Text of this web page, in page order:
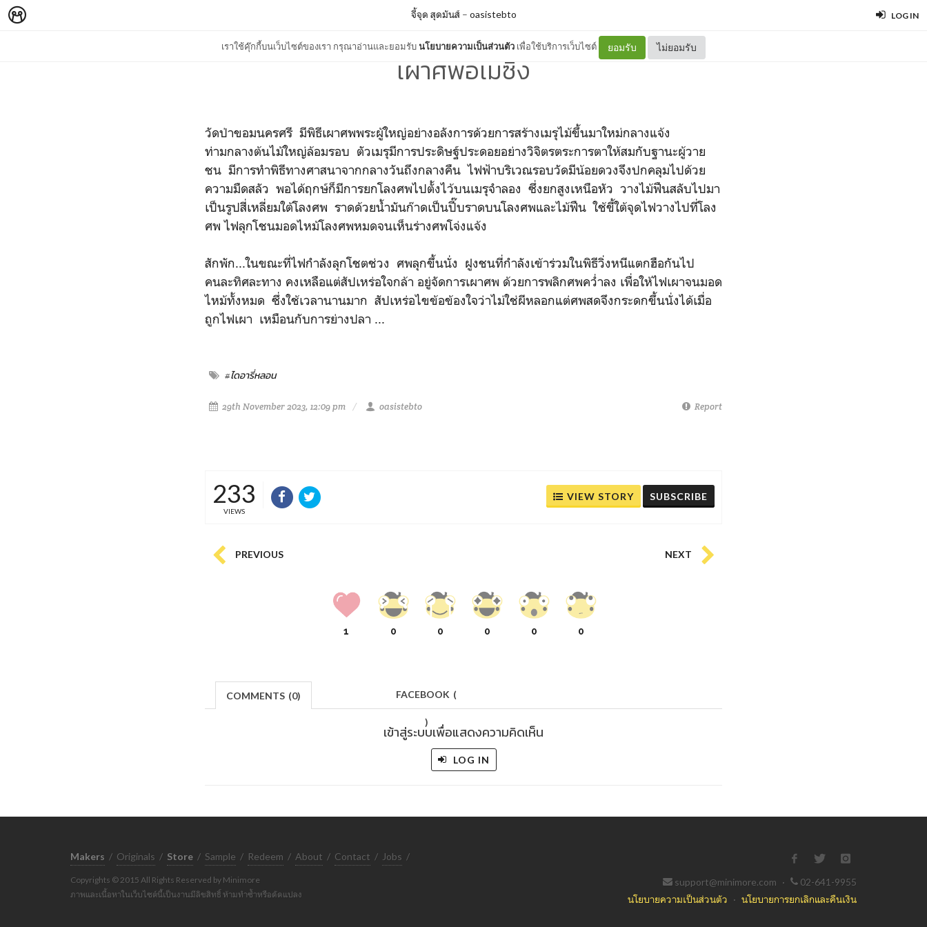
LOG IN
เราใช้คุ๊กกี้บนเว็บไซต์ของเรา กรุณาอ่านและยอมรับนโยบายความเป็นส่วนตัว เพื่อใช้บริการเว็บไซต์ ยอมรับ ไม่ยอมรับ
จี้จุด สุดมันส์– oasistebto
เผาศพอเมซิ่ง
วัดป่าขอมนครศรี มีพิธีเผาศพพระผู้ใหญ่อย่างอลังการด้วยการสร้างเมรุไม้ขึ้นมาใหม่กลางแจ้ง
ท่ามกลางต้นไม้ใหญ่ล้อมรอบ ตัวเมรุมีการประดิษฐ์ประดอยอย่างวิจิตรตระการตาให้สมกับฐานะผู้วาย
ชน มีการทำพิธีทางศาสนาจากกลางวันถึงกลางคืน ไฟฟ้าบริเวณรอบวัดมีน้อยดวงจึงปกคลุมไปด้วย
ความมืดสลัว พอได้ฤกษ์ก็มีการยกโลงศพไปตั้งไว้บนเมรุจำลอง ซึ่งยกสูงเหนือหัว วางไม้ฟืนสลับไปมา
เป็นรูปสี่เหลี่ยมใต้โลงศพ ราดด้วยน้ำมันก๊าดเป็นปี๊บราดบนโลงศพและไม้ฟืน ใช้ขี้ใต้จุดไฟวางไปที่โลง
ศพ ไฟลุกโชนมอดไหม้โลงศพหมดจนเห็นร่างศพโจ่งแจ้ง
สักพัก...ในขณะที่ไฟกำลังลุกโชตช่วง ศพลุกขึ้นนั่ง ฝูงชนที่กำลังเข้าร่วมในพิธีวิ่งหนีแตกฮือกันไป
คนละทิศละทาง คงเหลือแต่สัปเหร่อใจกล้า อยู่จัดการเผาศพ ด้วยการพลิกศพคว่ำลง เพื่อให้ไฟเผาจนมอด
ไหม้ทั้งหมด ซึ่งใช้เวลานานมาก สัปเหร่อไขข้อข้องใจว่าไม่ใช่ผีหลอกแต่ศพสดจึงกระดกขึ้นนั่งได้เมื่อ
ถูกไฟเผา เหมือนกับการย่างปลา ...
#ไดอารี่หลอน
29th November 2023, 12:09 pm oasistebto Report
233
VIEWS
VIEW STORY SUBSCRIBE
PREVIOUS NEXT
1 0 0 0 0 0
COMMENTS (0) FACEBOOK (
)
เข้าสู่ระบบเพื่อแสดงความคิดเห็น
LOG IN
Makers / Originals / Store / Sample / Redeem / About / Contact / Jobs /
Copyrights © 2015 All Rights Reserved by Minimore
ภาพและเนื้อหาในเว็บไซต์นี้เป็นงานมีลิขสิทธิ์ ห้ามทำซ้ำหรือดัดแปลง
support@minimore.com ·
02-641-9955
นโยบายความเป็นส่วนตัว · นโยบายการยกเลิกและคืนเงิน